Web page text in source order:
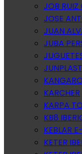
JOB RUIZ
JOSE
JUAN
JUBA
KARCHER
KARPA
KB8
KEBLAR
KETER